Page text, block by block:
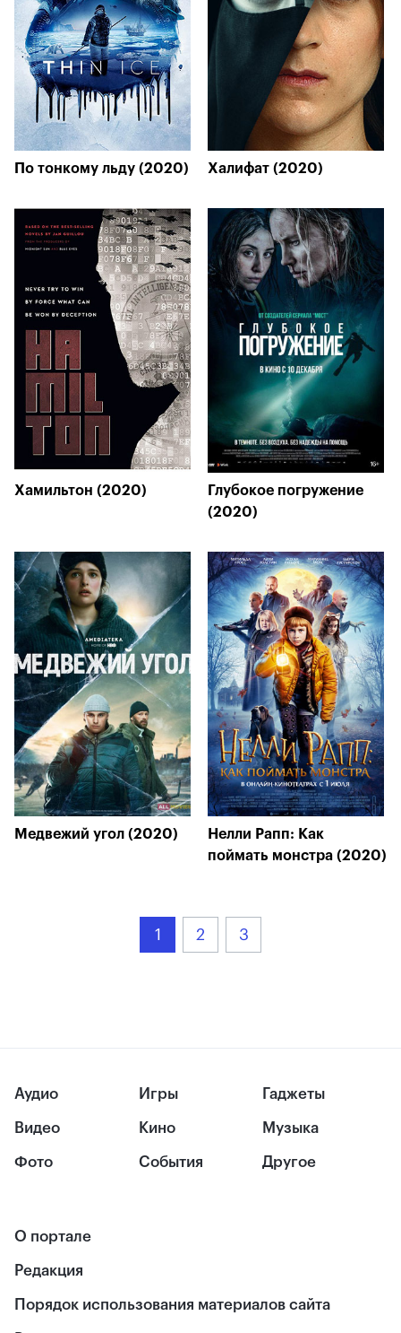
По тонкому льду (2020) Халифат (2020)
Хамильтон (2020)
Глубокое погружение
(2020)
Медвежий угол (2020)
Нелли Рапп: Как
поймать монстра (2020)
1 2 3
Аудио
Видео
Фото
Игры
Кино
События
Гаджеты
Музыка
Другое
О портале
Редакция
Порядок использования материалов сайта